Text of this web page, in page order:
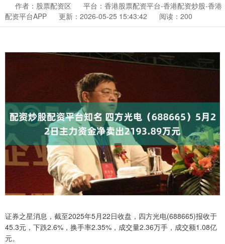
作者：股票配资区
平台：香港股票配资平台-香港配资炒股-香港
配资平台APP
更新：2026-05-25 15:43:42 阅读：200
证券之星消息，截至2025年5月22日收盘，四方光电(688665)报收于
45.3元，下跌2.6%，换手率2.35%，成交量2.36万手，成交额1.08亿
元。